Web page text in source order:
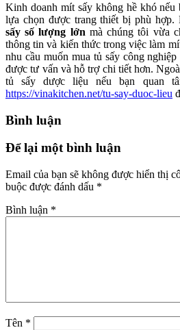
Kinh doanh mít sấy không hề khó nếu
lựa chọn được trang thiết bị phù
sấy số lượng lớn mà chúng tôi vừa
thông tin và kiến thức trong việc làm
nhu cầu muốn mua tủ sấy công
được tư vấn và hỗ trợ chi tiết hơn.
tủ sấy dược liệu nếu bạn quan
https://vinakitchen.net/tu-say-duoc-lieu
Bình luận
Để lại một bình luận
Email của bạn sẽ không được hiển thị
buộc được đánh dấu *
Bình luận *
Tên *